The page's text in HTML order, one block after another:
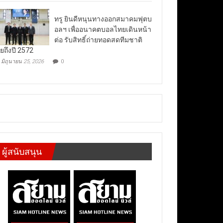
ทรู ยินดีหนุนทางออกสมาคมฟุตบ
อลฯ เพื่ออนาคตบอลไทยเดินหน้า
ต่อ รับสิทธิ์ถ่ายทอดสดทีมชาติ
ถึงปี 2572
มิถุนายน 25, 2026 0
ผู้สนับสนุน